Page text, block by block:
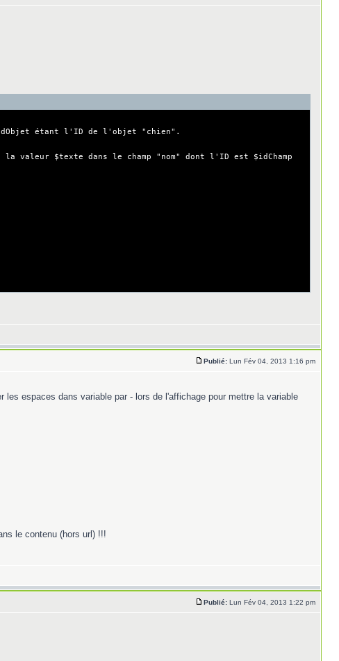
étant l'ID de l'objet "chien".
valeur $texte dans le champ "nom" dont l'ID est $idChamp
Publié: Lun Fév 04, 2013 1:16 pm
espaces dans variable par - lors de l'affichage pour mettre la variable
le contenu (hors url) !!!
Publié: Lun Fév 04, 2013 1:22 pm